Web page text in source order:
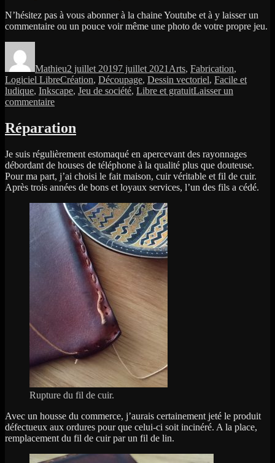
N’hésitez pas à vous abonner à la chaine Youtube et à y laisser un
commentaire ou un pouce voir même une photo de votre propre jeu.
Mathieu2 juillet 20197 juillet 2021 Arts, Fabrication,
Logiciel LibreÉtiquettes
Création, Découpage, Dessin vectoriel, Facile et
ludique, Inkscape, Jeu de société, Libre et gratuitLaisser un
commentairesur
l’idée
à
réalisation
d’un
jeu
de
société
Réparation
Je suis régulièrement estomaqué en apercevant des rayonnages
débordant de houses de téléphone à la qualité plus que douteuse.
Pour ma part, j’ai choisi le fait maison, cuir véritable et fil de cuir.
Après trois années de bons et loyaux services, l’un des fils a cédé.
Rupture du fil de cuir.
Avec un housse du commerce, j’aurais certainement jeté le produit
défectueux aux ordures pour que celui-ci soit incinéré. A la place,
remplacement du fil de cuir par un fil de lin.